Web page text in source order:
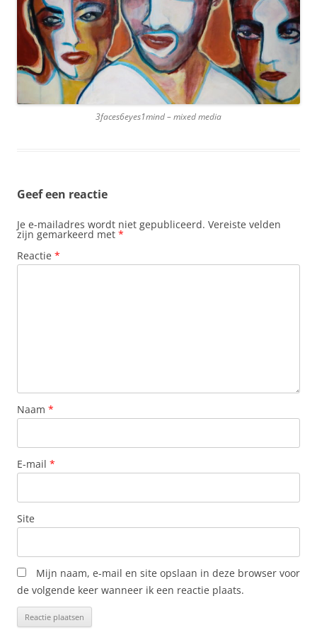
3faces6eyes1mind – mixed media
Geef een reactie
Je e-mailadres wordt niet gepubliceerd. Vereiste velden
zijn gemarkeerd met *
Reactie *
Naam *
E-mail *
Site
Mijn naam, e-mail en site opslaan in deze browser voor
de volgende keer wanneer ik een reactie plaats.